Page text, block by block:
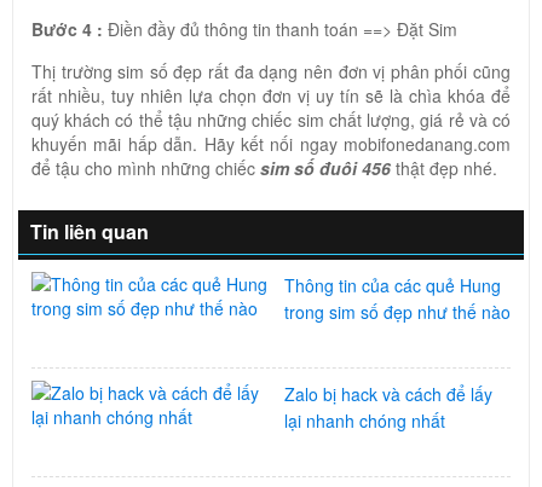
Bước 4 : Điền đầy đủ thông tin thanh toán ==> Đặt Sim
Thị trường sim số đẹp rất đa dạng nên đơn vị phân phối cũng
rất nhiều, tuy nhiên lựa chọn đơn vị uy tín sẽ là chìa khóa để
quý khách có thể tậu những chiếc sim chất lượng, giá rẻ và có
khuyến mãi hấp dẫn. Hãy kết nối ngay mobifonedanang.com
để tậu cho mình những chiếc sim số đuôi 456 thật đẹp nhé.
Tin liên quan
Thông tin của các quẻ Hung
trong sim số đẹp như thế nào
Zalo bị hack và cách để lấy
lại nhanh chóng nhất